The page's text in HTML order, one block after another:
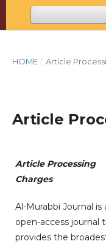
HOME / Article
Article
Article Processing
Charges
Al-Murabbi Journal is
open-access journal
provides the